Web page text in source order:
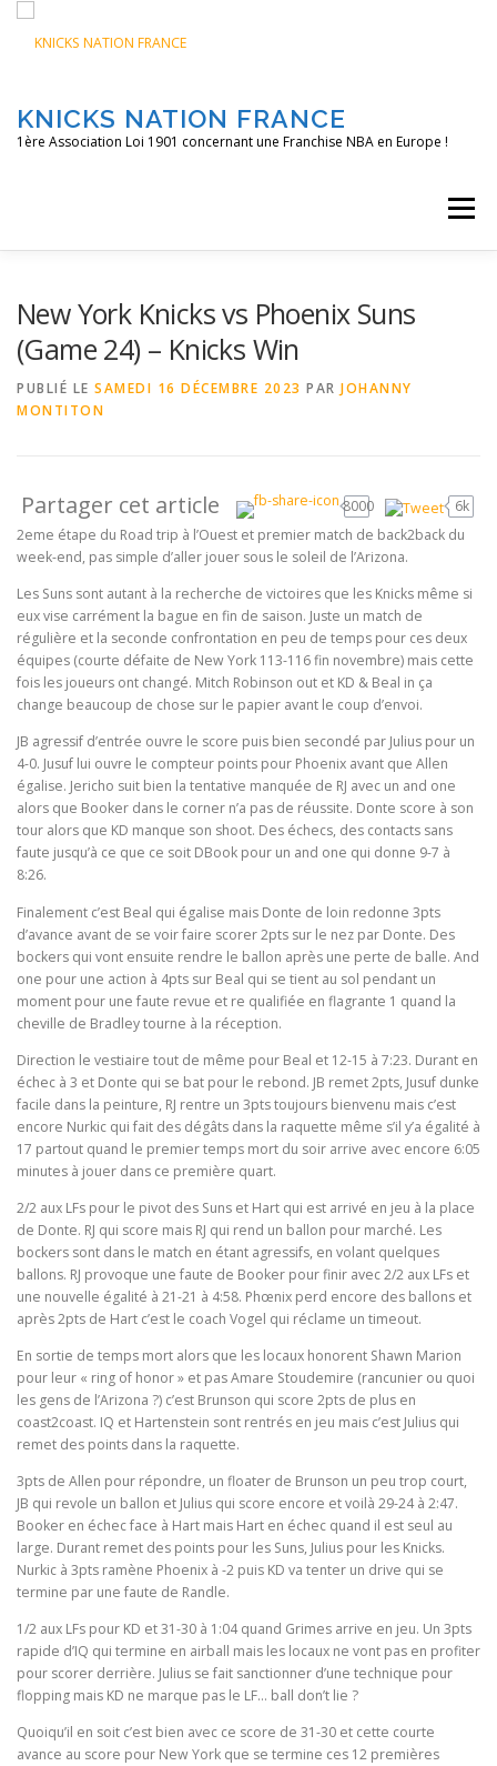
contenu
KNICKS NATION FRANCE
1ère Association Loi 1901 concernant une Franchise NBA en Europe !
Menu
New York Knicks vs Phoenix Suns
(Game 24) – Knicks Win
PUBLIÉ LE SAMEDI 16 DÉCEMBRE 2023 PAR JOHANNY
MONTITON
Partager cet article 8000
6k
2eme étape du Road trip à l’Ouest et premier match de back2back du
week-end, pas simple d’aller jouer sous le soleil de l’Arizona.
Les Suns sont autant à la recherche de victoires que les Knicks même si
eux vise carrément la bague en fin de saison. Juste un match de
régulière et la seconde confrontation en peu de temps pour ces deux
équipes (courte défaite de New York 113-116 fin novembre) mais cette
fois les joueurs ont changé. Mitch Robinson out et KD & Beal in ça
change beaucoup de chose sur le papier avant le coup d’envoi.
JB agressif d’entrée ouvre le score puis bien secondé par Julius pour un
4-0. Jusuf lui ouvre le compteur points pour Phoenix avant que Allen
égalise. Jericho suit bien la tentative manquée de RJ avec un and one
alors que Booker dans le corner n’a pas de réussite. Donte score à son
tour alors que KD manque son shoot. Des échecs, des contacts sans
faute jusqu’à ce que ce soit DBook pour un and one qui donne 9-7 à
8:26.
Finalement c’est Beal qui égalise mais Donte de loin redonne 3pts
d’avance avant de se voir faire scorer 2pts sur le nez par Donte. Des
bockers qui vont ensuite rendre le ballon après une perte de balle. And
one pour une action à 4pts sur Beal qui se tient au sol pendant un
moment pour une faute revue et re qualifiée en flagrante 1 quand la
cheville de Bradley tourne à la réception.
Direction le vestiaire tout de même pour Beal et 12-15 à 7:23. Durant en
échec à 3 et Donte qui se bat pour le rebond. JB remet 2pts, Jusuf dunke
facile dans la peinture, RJ rentre un 3pts toujours bienvenu mais c’est
encore Nurkic qui fait des dégâts dans la raquette même s’il y’a égalité à
17 partout quand le premier temps mort du soir arrive avec encore 6:05
minutes à jouer dans ce première quart.
2/2 aux LFs pour le pivot des Suns et Hart qui est arrivé en jeu à la place
de Donte. RJ qui score mais RJ qui rend un ballon pour marché. Les
bockers sont dans le match en étant agressifs, en volant quelques
ballons. RJ provoque une faute de Booker pour finir avec 2/2 aux LFs et
une nouvelle égalité à 21-21 à 4:58. Phœnix perd encore des ballons et
après 2pts de Hart c’est le coach Vogel qui réclame un timeout.
En sortie de temps mort alors que les locaux honorent Shawn Marion
pour leur « ring of honor » et pas Amare Stoudemire (rancunier ou quoi
les gens de l’Arizona ?) c’est Brunson qui score 2pts de plus en
coast2coast. IQ et Hartenstein sont rentrés en jeu mais c’est Julius qui
remet des points dans la raquette.
3pts de Allen pour répondre, un floater de Brunson un peu trop court,
JB qui revole un ballon et Julius qui score encore et voilà 29-24 à 2:47.
Booker en échec face à Hart mais Hart en échec quand il est seul au
large. Durant remet des points pour les Suns, Julius pour les Knicks.
Nurkic à 3pts ramène Phoenix à -2 puis KD va tenter un drive qui se
termine par une faute de Randle.
1/2 aux LFs pour KD et 31-30 à 1:04 quand Grimes arrive en jeu. Un 3pts
rapide d’IQ qui termine en airball mais les locaux ne vont pas en profiter
pour scorer derrière. Julius se fait sanctionner d’une technique pour
flopping mais KD ne marque pas le LF… ball don’t lie ?
Quoiqu’il en soit c’est bien avec ce score de 31-30 et cette courte
avance au score pour New York que se termine ces 12 premières